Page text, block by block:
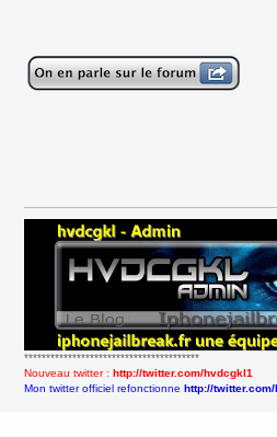
****************************************
Nouveau twitter : http://twitter.com/hvdcgkl1
Mon twitter officiel refonctionne http://